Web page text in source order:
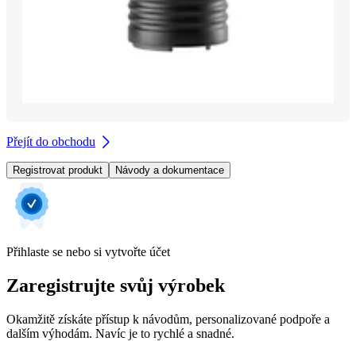
Přejít do obchodu
Registrovat produkt Návody a dokumentace
Přihlaste se nebo si vytvořte účet
Zaregistrujte svůj výrobek
Okamžitě získáte přístup k návodům, personalizované podpoře a
dalším výhodám. Navíc je to rychlé a snadné.